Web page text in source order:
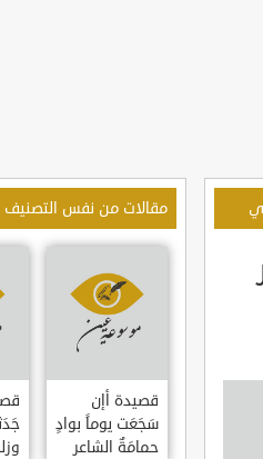
مقالات من نفس التصنيف
قصيدة أإن
سَجَعَت يوماً بوادٍ
حمامَةٌ الشاعر